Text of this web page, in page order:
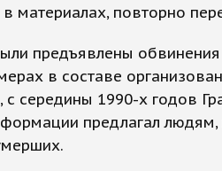
в материалах, повторно
предъявлены
в составе
с середины 1990-х годов
предлагал